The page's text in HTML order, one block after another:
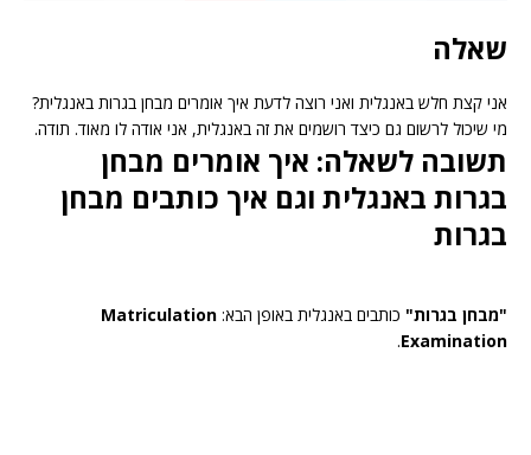
שאלה
אני קצת חלש באנגלית ואני רוצה לדעת איך אומרים מבחן בגרות באנגלית?
מי שיכול לרשום גם כיצד רושמים את זה באנגלית, אני אודה לו מאוד. תודה.
תשובה לשאלה: איך אומרים מבחן
בגרות באנגלית וגם איך כותבים מבחן
בגרות
"מבחן בגרות" כותבים באנגלית באופן הבא: Matriculation
Examination
.